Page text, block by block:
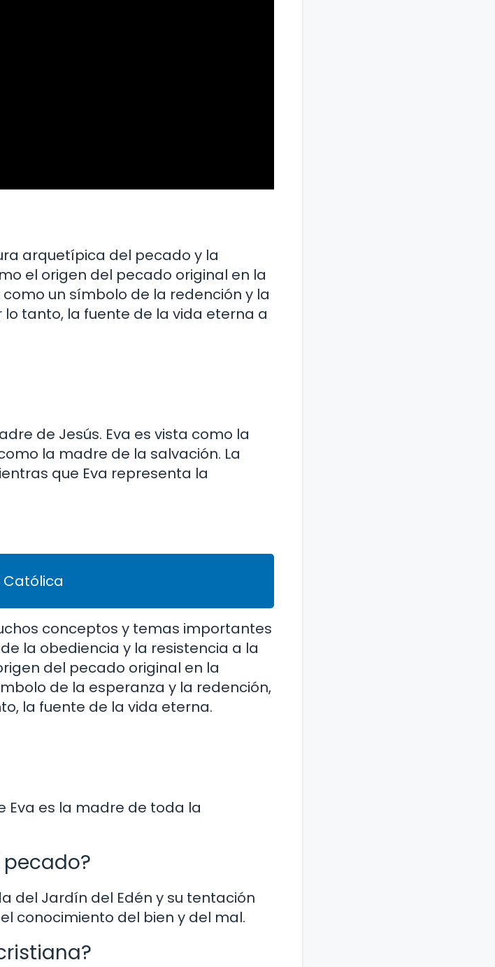
arquetípica del pecado y la
el origen del pecado original en la
un símbolo de la redención y la
tanto, la fuente de la vida eterna a
de Jesús. Eva es vista como la
la madre de la salvación. La
que Eva representa la
Católica
conceptos y temas importantes
la obediencia y la resistencia a la
del pecado original en la
de la esperanza y la redención,
la fuente de la vida eterna.
Eva es la madre de toda la
pecado?
del Jardín del Edén y su tentación
conocimiento del bien y del mal.